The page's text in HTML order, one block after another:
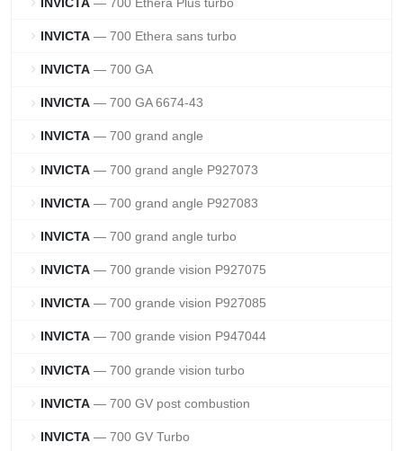
chevron_right INVICTA — 700 Ethera sans turbo
chevron_right INVICTA — 700 GA
chevron_right INVICTA — 700 GA 6674-43
chevron_right INVICTA — 700 grand angle
chevron_right INVICTA — 700 grand angle P927073
chevron_right INVICTA — 700 grand angle P927083
chevron_right INVICTA — 700 grand angle turbo
chevron_right INVICTA — 700 grande vision P927075
chevron_right INVICTA — 700 grande vision P927085
chevron_right INVICTA — 700 grande vision P947044
chevron_right INVICTA — 700 grande vision turbo
chevron_right INVICTA — 700 GV post combustion
chevron_right INVICTA — 700 GV Turbo